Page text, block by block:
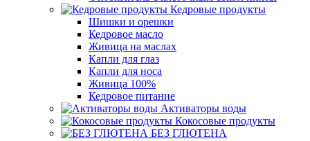
Кедровые продукты
Шишки и орешки
Кедровое масло
Живица на маслах
Капли для глаз
Капли для носа
Живица 100%
Кедровое питание
Активаторы воды
Кокосовые продукты
БЕЗ ГЛЮТЕНА